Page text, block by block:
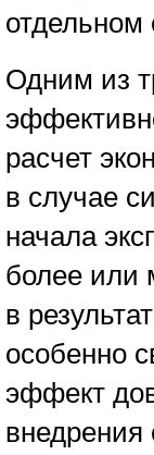
отдельном
Одним из
расчет
в случае
начала
более или
в
особенно
эффект
внедрения